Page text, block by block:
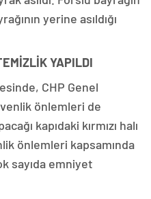
yerine asıldığı
YAPILDI
CHP Genel
önlemleri de
kapıdaki kırmızı halı
önlemleri kapsamında
sayıda emniyet